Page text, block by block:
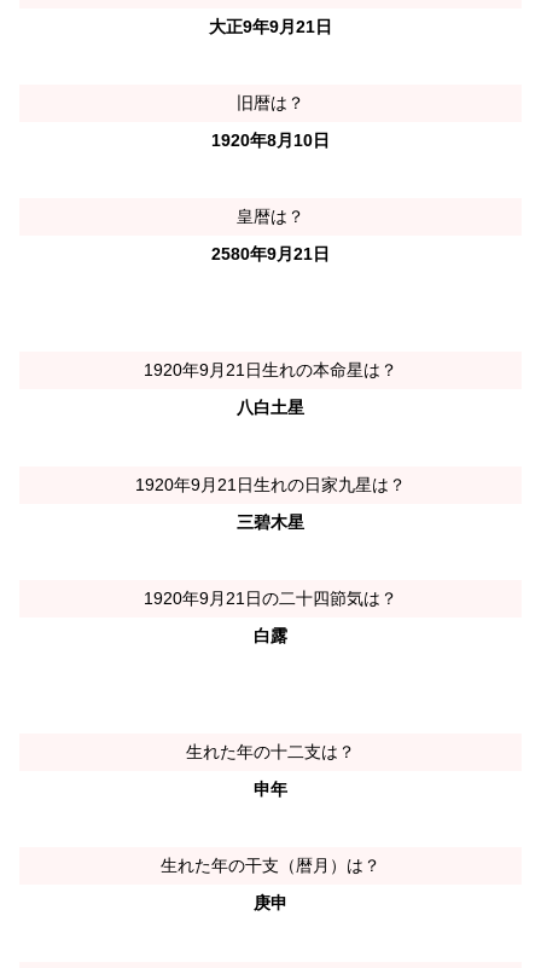
大正9年9月21日
旧暦は？
1920年8月10日
皇暦は？
2580年9月21日
1920年9月21日生れの本命星は？
八白土星
1920年9月21日生れの日家九星は？
三碧木星
1920年9月21日の二十四節気は？
白露
生れた年の十二支は？
申年
生れた年の干支（暦月）は？
庚申